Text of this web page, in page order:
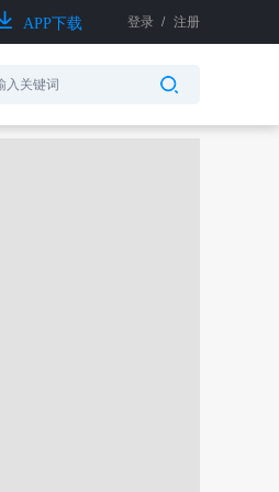
APP下载 登录 / 注册